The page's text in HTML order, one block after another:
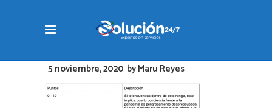
5 noviembre, 2020 byMaru Reyes